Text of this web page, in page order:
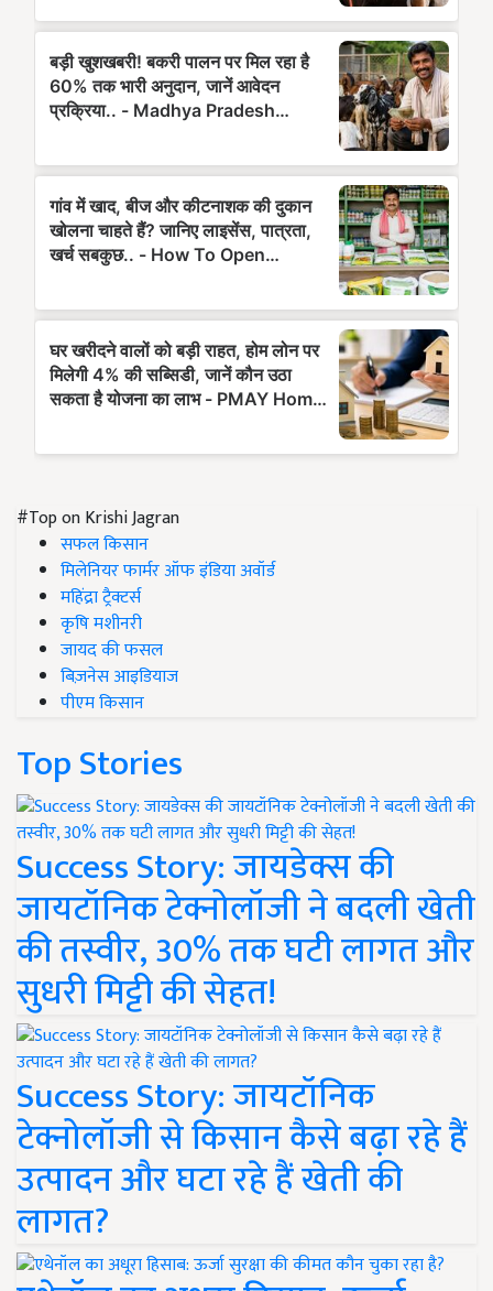
#Top on Krishi Jagran
सफल किसान
मिलेनियर फार्मर ऑफ इंडिया अवॉर्ड
महिंद्रा ट्रैक्टर्स
कृषि मशीनरी
जायद की फसल
बिज़नेस आइडियाज
पीएम किसान
Top Stories
Success Story: जायडेक्स की
जायटॉनिक टेक्नोलॉजी ने बदली खेती
की तस्वीर, 30% तक घटी लागत और
सुधरी मिट्टी की सेहत!
Success Story: जायटॉनिक
टेक्नोलॉजी से किसान कैसे बढ़ा रहे हैं
उत्पादन और घटा रहे हैं खेती की
लागत?